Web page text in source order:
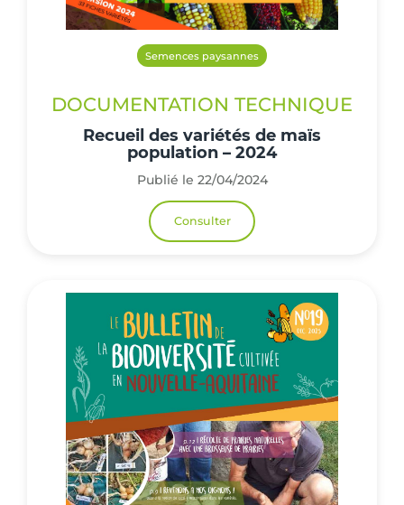
Semences paysannes
DOCUMENTATION TECHNIQUE
Recueil des variétés de maïs
population – 2024
Publié le 22/04/2024
Consulter